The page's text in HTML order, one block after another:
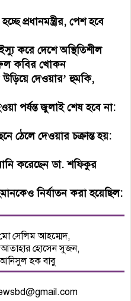
প্রধানমন্ত্রীর, পেশ হবে
করে দেশে অস্থিতিশীল
কবির খোকন
উড়িয়ে দেওয়ার’ হুমকি,
পর্যন্ত জুলাই শেষ হবে না:
ঠেলে দেওয়ার চক্রান্ত হয়:
করেছেন ডা. শফিকুর
নির্যাতন করা হয়েছিল:
সেলিম আহম্মেদ,
আতাহার হোসেন সুজন,
আনিসুল হক বাবু